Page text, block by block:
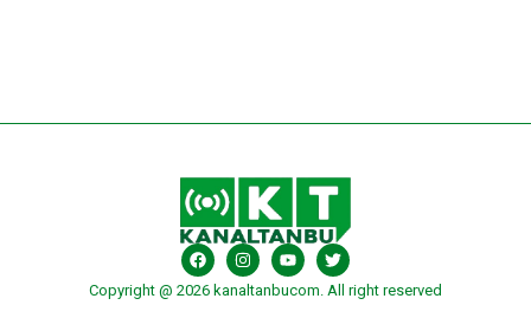
Copyright @ 2026 kanaltanbucom. All right reserved